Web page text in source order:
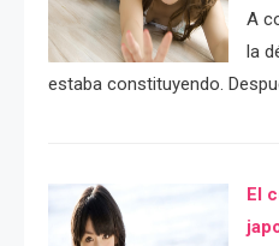
A
la
estaba constituyendo.
El